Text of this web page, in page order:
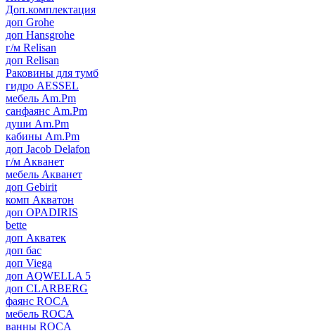
Доп.комплектация
доп Grohe
доп Hansgrohe
г/м Relisan
доп Relisan
Раковины для тумб
гидро AESSEL
мебель Am.Pm
санфаянс Am.Pm
души Am.Pm
кабины Am.Pm
доп Jacob Delafon
г/м Акванет
мебель Акванет
доп Gebirit
комп Акватон
доп OPADIRIS
bette
доп Акватек
доп бас
доп Viega
доп AQWELLA 5
доп CLARBERG
фаянс ROCA
мебель ROCA
ванны ROCA